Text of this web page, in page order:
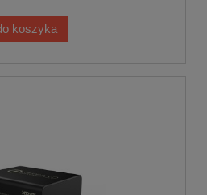
koszyka